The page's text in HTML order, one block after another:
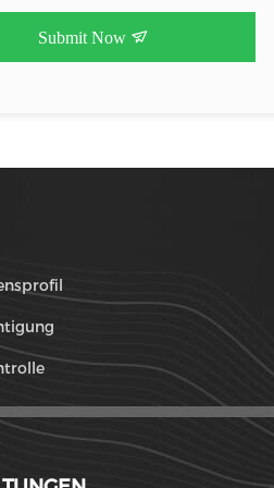
Submit Now